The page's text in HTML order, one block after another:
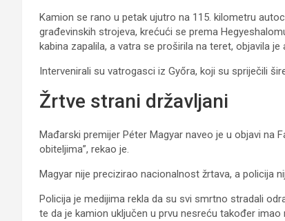
Kamion se rano u petak ujutro na 115. kilometru
građevinskih strojeva, krećući se prema
kabina zapalila, a vatra se proširila na teret, objavila
Intervenirali su vatrogasci iz Győra, koji su spriječili
Žrtve strani državljani
Mađarski premijer Péter Magyar naveo je u objavi na
obiteljima”, rekao je.
Magyar nije precizirao nacionalnost žrtava, a policija
Policija je medijima rekla da su svi smrtno stradali
te da je kamion uključen u prvu nesreću također